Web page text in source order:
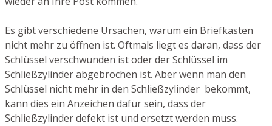
Es gibt verschiedene Ursachen, warum ein Briefkasten
nicht mehr zu öffnen ist. Oftmals liegt es daran, dass der
Schlüssel verschwunden ist oder der Schlüssel im
Schließzylinder abgebrochen ist. Aber wenn man den
Schlüssel nicht mehr in den Schließzylinder bekommt,
kann dies ein Anzeichen dafür sein, dass der
Schließzylinder defekt ist und ersetzt werden muss.